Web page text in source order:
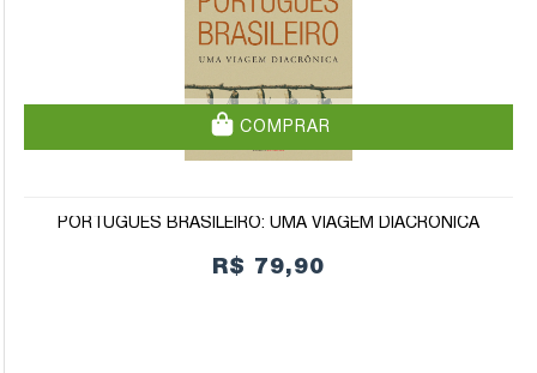
COMPRAR
PORTUGUÊS BRASILEIRO: UMA VIAGEM DIACRÔNICA
R$ 79,90